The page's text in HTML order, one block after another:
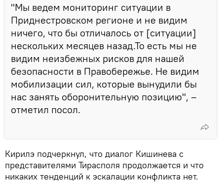
"Мы ведем мониторинг ситуации в
Приднестровском регионе и не видим
ничего, что бы отличалось от [ситуации]
нескольких месяцев назад.То есть мы не
видим неизбежных рисков для нашей
безопасности в Правобережье. Не видим
мобилизации сил, которые вынудили бы
нас занять оборонительную позицию", –
отметил посол.
Кирилэ подчеркнул, что диалог Кишинева с
представителями Тирасполя продолжается и что
никаких тенденций к эскалации конфликта нет.